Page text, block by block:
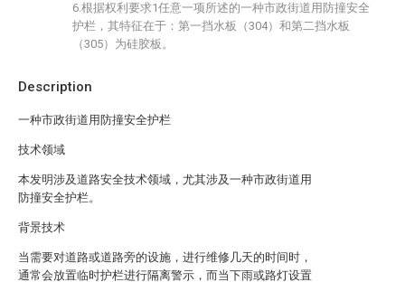
Description
一种市政街道用防撞安全护栏
技术领域
本发明涉及道路安全技术领域，尤其涉及一种市政街道用
防撞安全护栏。
背景技术
当需要对道路或道路旁的设施，进行维修几天的时间时，
通常会放置临时护栏进行隔离警示，而当下雨或路灯设置
6.根据权利要求1任意一项所述的一种市政街道用防撞安全
护栏，其特征在于：第一挡水板（304）和第二挡水板
（305）为硅胶板。